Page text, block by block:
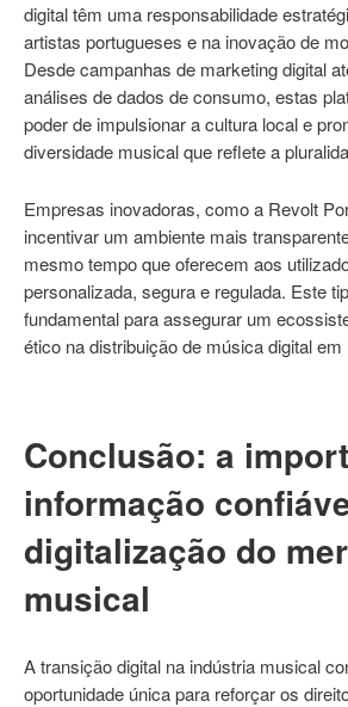
digital têm uma responsabilidade
artistas portugueses e na inovação de
Desde campanhas de marketing digital
análises de dados de consumo, estas
poder de impulsionar a cultura local e
diversidade musical que reflete a
Empresas inovadoras, como a Revolt
incentivar um ambiente mais
mesmo tempo que oferecem aos
personalizada, segura e regulada. Este
fundamental para assegurar um
ético na distribuição de música digital em
Conclusão: a
informação
digitalização do
musical
A transição digital na indústria musical
oportunidade única para reforçar os